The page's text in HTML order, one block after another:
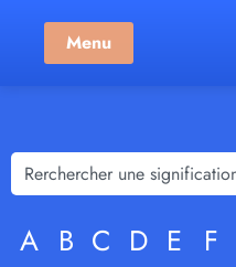
Menu
A B C D E F